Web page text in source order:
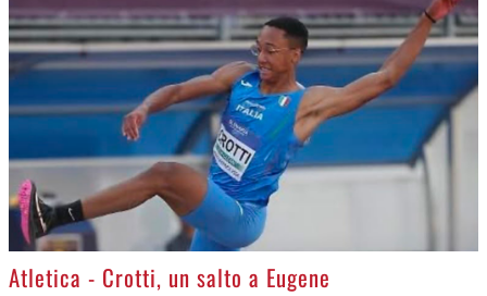
>
Atletica - Crotti, un salto a Eugene